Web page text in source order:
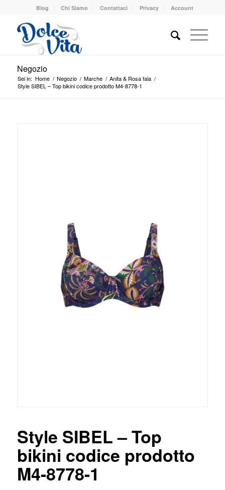
Blog Chi Siamo Contattaci Privacy Account
Negozio
Sei in: Home / Negozio / Marche / Anita & Rosa faia /
Style SIBEL – Top bikini codice prodotto M4-8778-1
Style SIBEL – Top
bikini codice prodotto
M4-8778-1